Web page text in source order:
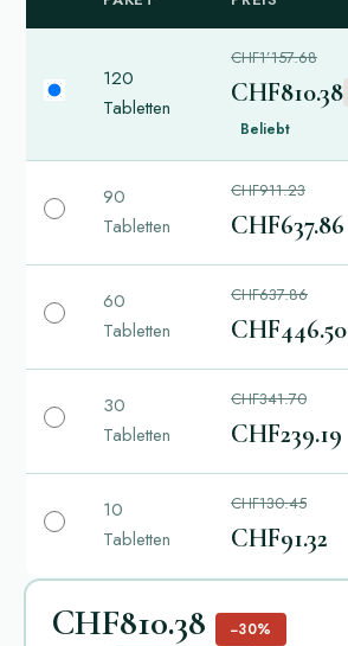
120
Tabletten
CHF1’157.68
CHF810.38
Beliebt
90
Tabletten
CHF911.23
CHF637.86
60
Tabletten
CHF637.86
CHF446.50
30
Tabletten
CHF341.70
CHF239.19
10
Tabletten
CHF130.45
CHF91.32
CHF810.38 −30%